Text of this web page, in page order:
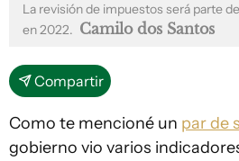
La revisión de impuestos será parte
en 2022. Camilo dos Santos
Compartir
Como te mencioné un par de
gobierno vio varios